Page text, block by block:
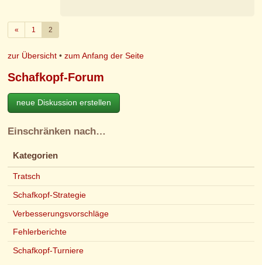
«Zurück
1 2
zur Übersicht •zum Anfang der Seite
Schafkopf-Forum
neue Diskussion erstellen
Einschränken nach…
Kategorien
Tratsch
Schafkopf-Strategie
Verbesserungsvorschläge
Fehlerberichte
Schafkopf-Turniere